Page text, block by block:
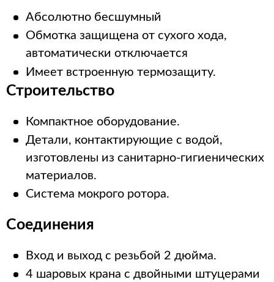
Абсолютно бесшумный
Обмотка защищена от сухого хода,
автоматически отключается
Имеет встроенную термозащиту.
Строительство
Компактное оборудование.
Детали, контактирующие с водой,
изготовлены из санитарно-гигиенических
материалов.
Система мокрого ротора.
Соединения
Вход и выход с резьбой 2 дюйма.
4 шаровых крана с двойными штуцерами